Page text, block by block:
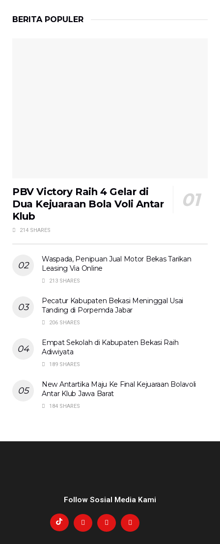
BERITA POPULER
PBV Victory Raih 4 Gelar di
Dua Kejuaraan Bola Voli Antar
Klub
214 SHARES
Waspada, Penipuan Jual Motor Bekas Tarikan
Leasing Via Online
213 SHARES
Pecatur Kabupaten Bekasi Meninggal Usai
Tanding di Porpemda Jabar
206 SHARES
Empat Sekolah di Kabupaten Bekasi Raih
Adiwiyata
189 SHARES
New Antartika Maju Ke Final Kejuaraan Bolavoli
Antar Klub Jawa Barat
184 SHARES
Follow Sosial Media Kami